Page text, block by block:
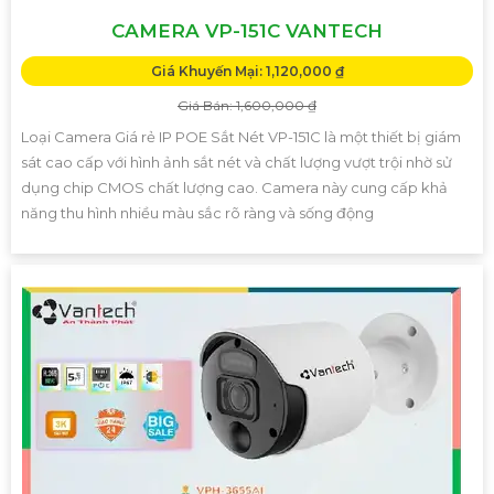
CAMERA VP-151C VANTECH
Giá Khuyến Mại: 1,120,000 ₫
Giá Bán: 1,600,000 ₫
Loại Camera Giá rẻ IP POE Sắt Nét VP-151C là một thiết bị giám
sát cao cấp với hình ảnh sắt nét và chất lượng vượt trội nhờ sử
dụng chip CMOS chất lượng cao. Camera này cung cấp khả
năng thu hình nhiều màu sắc rõ ràng và sống động